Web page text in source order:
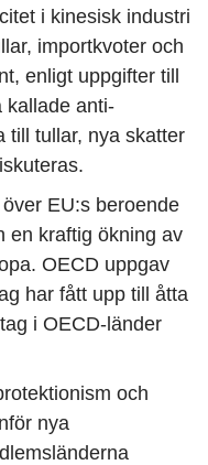
i kinesisk industri
importkvoter och
enligt uppgifter till
kallade anti-
till tullar, nya skatter
EU:s beroende
en kraftig ökning av
OECD uppgav
har fått upp till åtta
i OECD-länder
och
nya